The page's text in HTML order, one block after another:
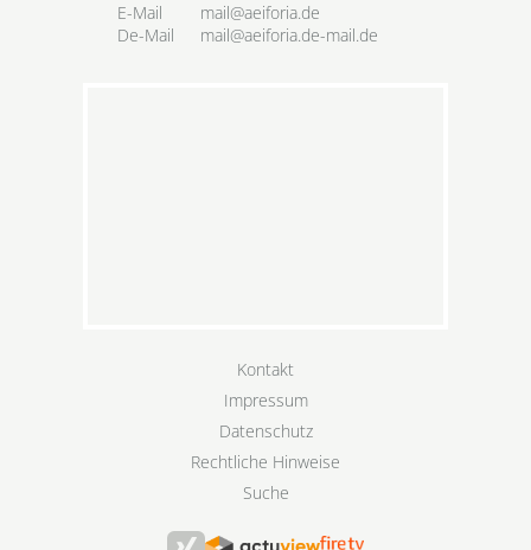
E-Mail
mail@aeiforia.de
De-Mail
mail@aeiforia.de-mail.de
Kontakt
Impressum
Datenschutz
Rechtliche Hinweise
Suche